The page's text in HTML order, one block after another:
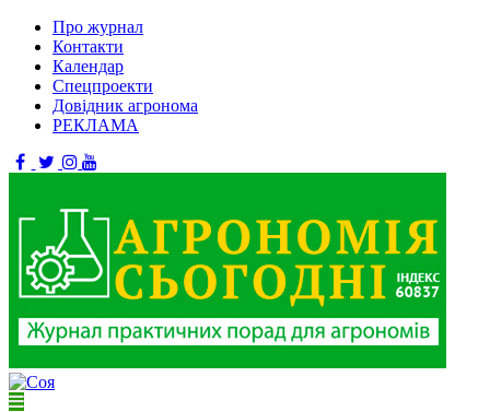
Про журнал
Контакти
Календар
Спецпроекти
Довідник агронома
РЕКЛАМА